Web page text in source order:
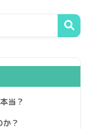
当？
？